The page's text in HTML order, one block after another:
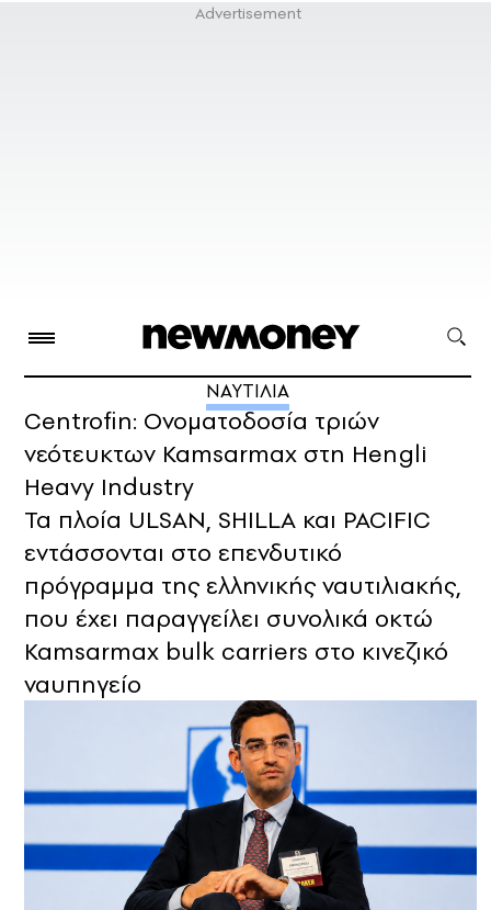
ΝΑΥΤΙΛΙΑ
Centrofin: Ονοματοδοσία τριών
νεότευκτων Kamsarmax στη Hengli
Heavy Industry
Τα πλοία ULSAN, SHILLA και PACIFIC
εντάσσονται στο επενδυτικό
πρόγραμμα της ελληνικής ναυτιλιακής,
που έχει παραγγείλει συνολικά οκτώ
Kamsarmax bulk carriers στο κινεζικό
ναυπηγείο